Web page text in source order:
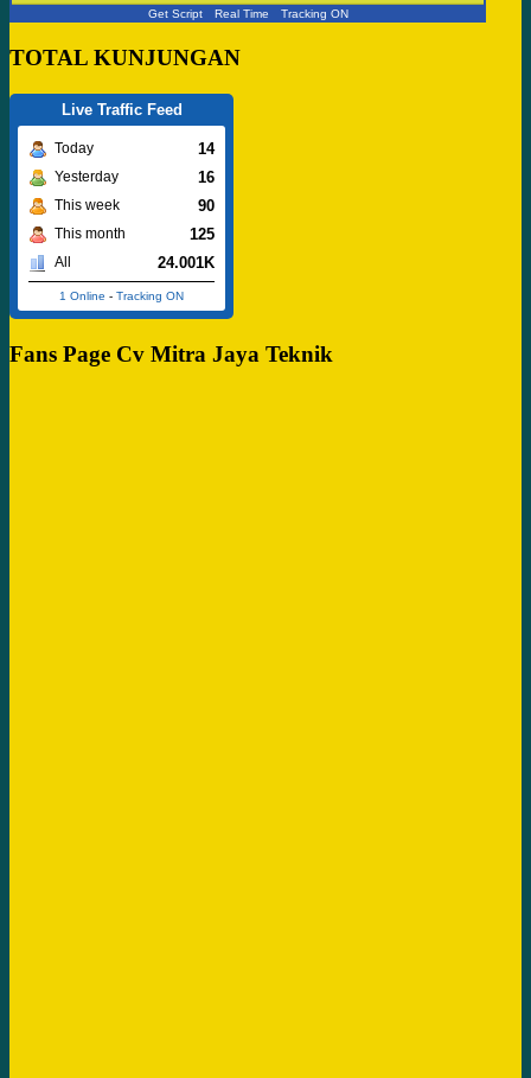
Get Script Real Time Tracking ON
TOTAL KUNJUNGAN
Live Traffic Feed
Today 14
Yesterday 16
This week 90
This month 125
All 24.001K
1 Online - Tracking ON
Fans Page Cv Mitra Jaya Teknik